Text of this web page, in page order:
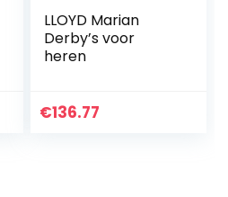
LLOYD Marian
Derby’s voor
heren
€136.77